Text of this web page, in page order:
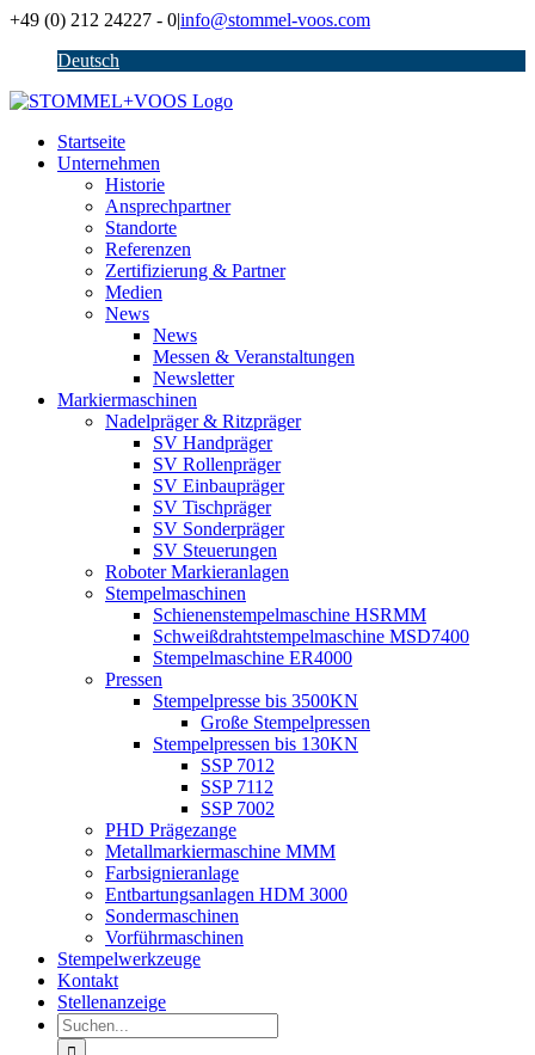
Zum
springen
+49 (0) 212 24227 - 0|info@stommel-voos.com
Deutsch
Startseite
Unternehmen
Historie
Ansprechpartner
Standorte
Referenzen
Zertifizierung & Partner
Medien
News
News
Messen & Veranstaltungen
Newsletter
Markiermaschinen
Nadelpräger & Ritzpräger
SV Handpräger
SV Rollenpräger
SV Einbaupräger
SV Tischpräger
SV Sonderpräger
SV Steuerungen
Roboter Markieranlagen
Stempelmaschinen
Schienenstempelmaschine HSRMM
Schweißdrahtstempelmaschine MSD7400
Stempelmaschine ER4000
Pressen
Stempelpresse bis 3500KN
Große Stempelpressen
Stempelpressen bis 130KN
SSP 7012
SSP 7112
SSP 7002
PHD Prägezange
Metallmarkiermaschine MMM
Farbsignieranlage
Entbartungsanlagen HDM 3000
Sondermaschinen
Vorführmaschinen
Stempelwerkzeuge
Kontakt
Stellenanzeige
Suche
nach: